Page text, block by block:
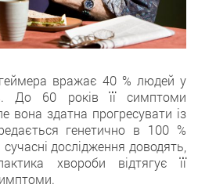
вражає 40 % людей у
До 60 років її симптоми
вона здатна прогресувати із
генетично в 100 %
дослідження доводять,
хвороби відтягує її